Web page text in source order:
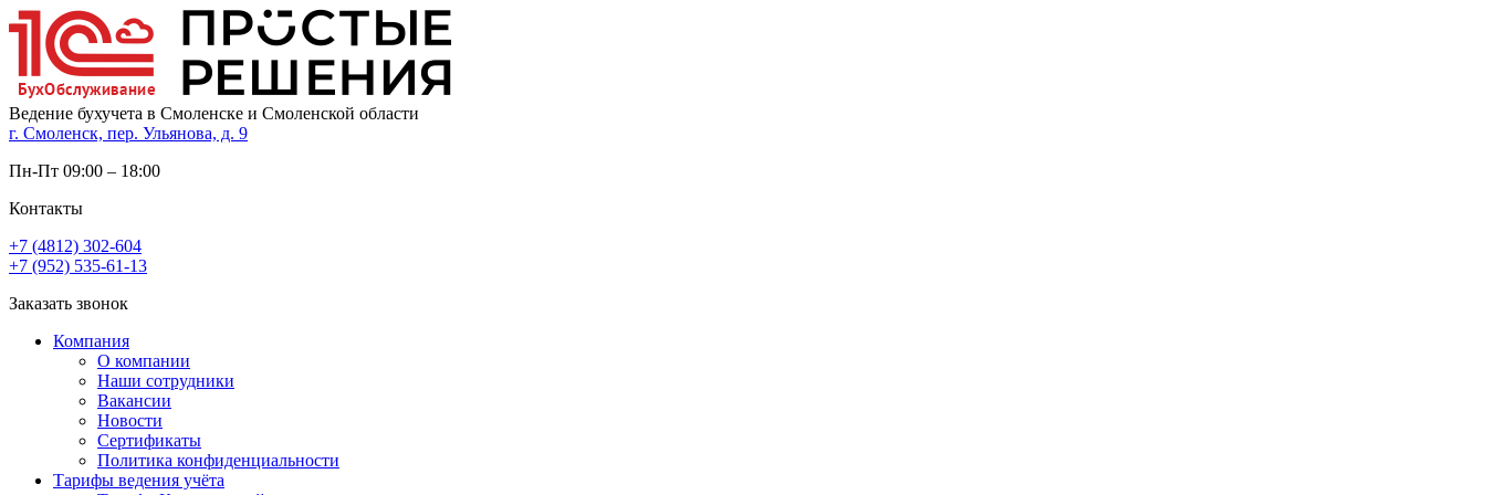
Ведение бухучета в Смоленске и Смоленской области
г. Смоленск, пер. Ульянова, д. 9
Пн-Пт 09:00 – 18:00
Контакты
+7 (4812) 302-604
+7 (952) 535-61-13
Заказать звонок
Компания
О компании
Наши сотрудники
Вакансии
Новости
Сертификаты
Политика конфиденциальности
Тарифы ведения учёта